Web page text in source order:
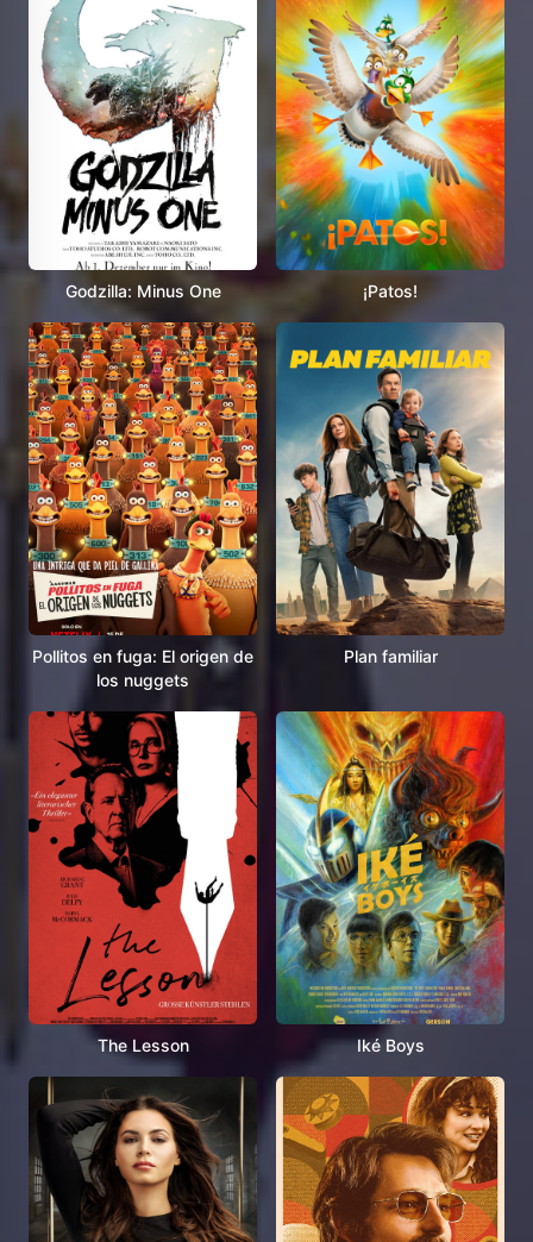
Godzilla: Minus One ¡Patos!
Pollitos en fuga: El origen de
los nuggets
Plan familiar
The Lesson Iké Boys